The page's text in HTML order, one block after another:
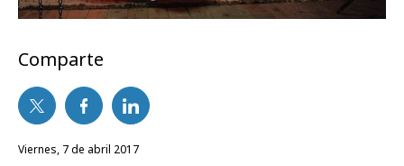
Comparte
viernes, 7 de abril 2017